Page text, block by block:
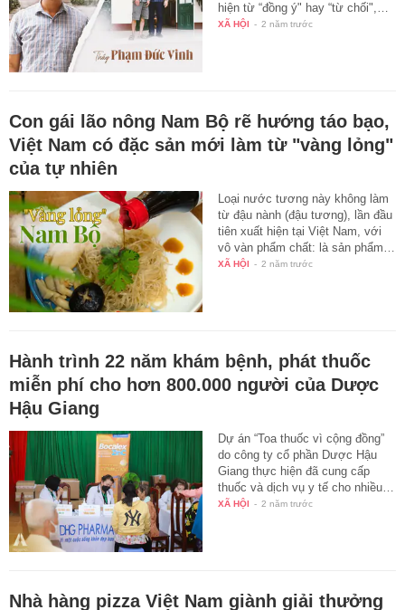
hiện từ “đồng ý" hay “từ chối",…
XÃ HỘI - 2 năm trước
Con gái lão nông Nam Bộ rẽ hướng táo bạo,
Việt Nam có đặc sản mới làm từ "vàng lỏng"
của tự nhiên
Loại nước tương này không làm
từ đậu nành (đậu tương), lần đầu
tiên xuất hiện tại Việt Nam, với
vô vàn phẩm chất: là sản phẩm…
XÃ HỘI - 2 năm trước
Hành trình 22 năm khám bệnh, phát thuốc
miễn phí cho hơn 800.000 người của Dược
Hậu Giang
Dự án “Toa thuốc vì cộng đồng”
do công ty cổ phần Dược Hậu
Giang thực hiện đã cung cấp
thuốc và dịch vụ y tế cho nhiều…
XÃ HỘI - 2 năm trước
Nhà hàng pizza Việt Nam giành giải thưởng